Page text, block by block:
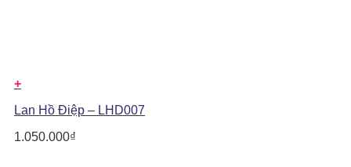
+
Lan Hồ Điệp – LHD007
1.050.000₫